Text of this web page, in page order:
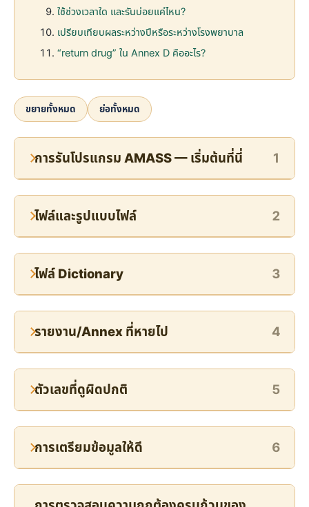
ใช้ช่วงเวลาใด และรันบ่อยแค่ไหน?
เปรียบเทียบผลระหว่างปีหรือระหว่างโรงพยาบาล
“return drug” ใน Annex D คืออะไร?
ขยายทั้งหมด ย่อทั้งหมด
การรันโปรแกรม AMASS — เริ่มต้นที่นี่ 1
ไฟล์และรูปแบบไฟล์ 2
ไฟล์ Dictionary 3
รายงาน/Annex ที่หายไป 4
ตัวเลขที่ดูผิดปกติ 5
การเตรียมข้อมูลให้ดี 6